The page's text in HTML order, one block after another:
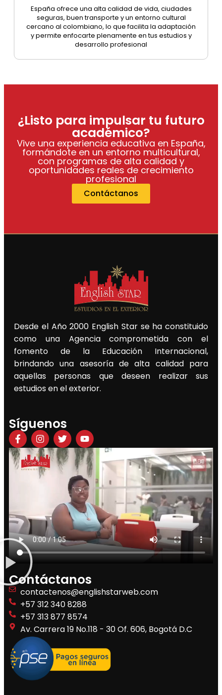
España ofrece una alta calidad de vida, ciudades
seguras, buen transporte y un entorno cultural
cercano al colombiano, lo que facilita la adaptación
y permite enfocarte plenamente en tus estudios y
desarrollo profesional
¿Listo para impulsar tu futuro
académico?
Vive una experiencia educativa en España,
formándote en un entorno multicultural,
con programas de alta calidad y
oportunidades reales de crecimiento
profesional
Contáctanos
Desde el Año 2000 English Star se ha constituido
como una Agencia comprometida con el
fomento de la Educación Internacional,
brindando una asesoría de alta calidad para
aquellas personas que deseen realizar sus
estudios en el exterior.
Síguenos
Contáctanos
contactenos@englishstarweb.com
+57 312 340 8288
+57 313 877 8574
Av. Carrera 19 No.118 - 30 Of. 606, Bogotá D.C